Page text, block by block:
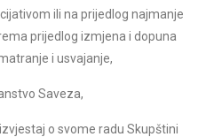
ili na prijedlog najmanje
prijedlog izmjena i dopuna
i usvajanje,
Saveza,
o svome radu Skupštini